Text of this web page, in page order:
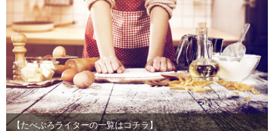
【たべぷろライターの一覧はコチラ】